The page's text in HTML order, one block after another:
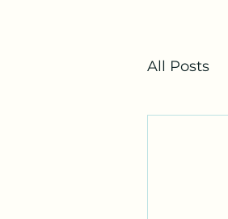
All Posts